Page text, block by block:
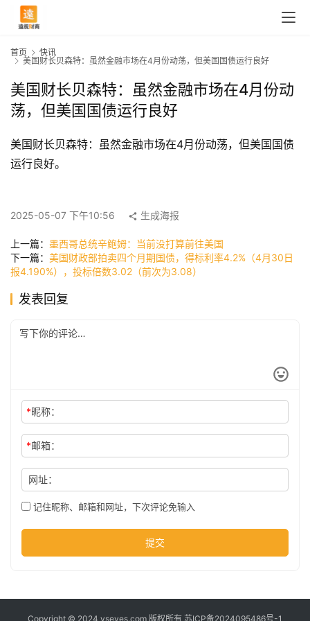
页
快
公
尚
技
首页
快讯
美国财长贝森特：虽然金融市场在4月份动荡，但美国国债运行良好
美国财长贝森特：虽然金融市场在4月份动
荡，但美国国债运行良好
美国财长贝森特：虽然金融市场在4月份动荡，但美国国债
运行良好。
2025-05-07 下午10:56 生成海报
上一篇： 墨西哥总统辛鲍姆：当前没打算前往美国
下一篇： 美国财政部拍卖四个月期国债，得标利率4.2%（4月30日
报4.190%），投标倍数3.02（前次为3.08）
发表回复
*昵称：
*邮箱：
网址：
记住昵称、邮箱和网址，下次评论免输入
提交
Copyright © 2024 yseyes.com 版权所有 苏ICP备2024095486号-1